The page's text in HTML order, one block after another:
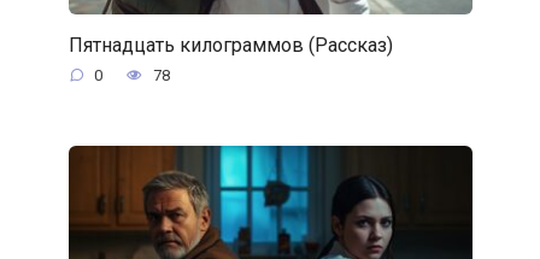
Пятнадцать килограммов (Рассказ)
0 78